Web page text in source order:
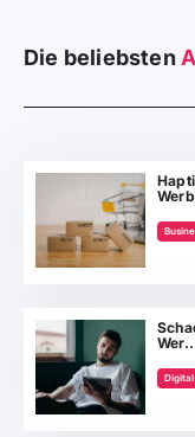
Die beliebsten